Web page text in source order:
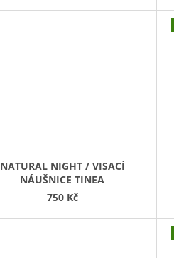
NATURAL NIGHT / VISACÍ
NÁUŠNICE TINEA
750 Kč